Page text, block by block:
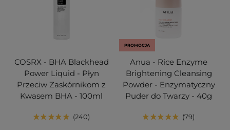
COSRX - BHA Blackhead
Power Liquid - Płyn
Przeciw Zaskórnikom z
Kwasem BHA - 100ml
240
PROMOCJA
Anua - Rice Enzyme
Brightening Cleansing
Powder - Enzymatyczny
Puder do Twarzy - 40g
79